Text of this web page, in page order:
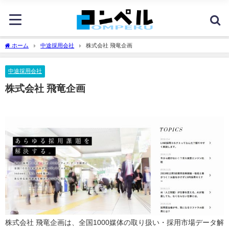
ホーム 中途採用会社 株式会社 飛竜企画
中途採用会社
株式会社 飛竜企画
株式会社 飛竜企画は、全国1000媒体の取り扱い・採用市場データ解